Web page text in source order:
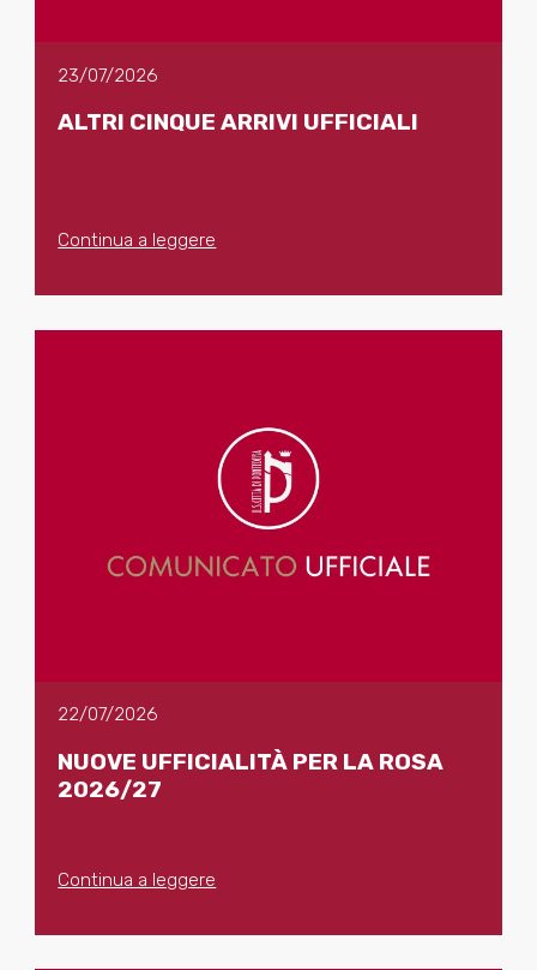
23/07/2026
ALTRI CINQUE ARRIVI UFFICIALI
Continua a leggere
22/07/2026
NUOVE UFFICIALITÀ PER LA ROSA
2026/27
Continua a leggere